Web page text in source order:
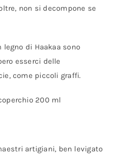
non si decompone se
di Haakaa sono
esserci delle
come piccoli graffi.
200 ml
artigiani, ben levigato